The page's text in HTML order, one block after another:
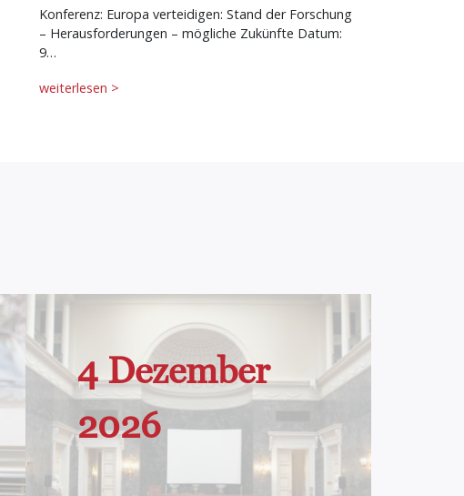
Konferenz: Europa verteidigen: Stand der Forschung
– Herausforderungen – mögliche Zukünfte Datum:
9…
weiterlesen >
4 Dezember
2026